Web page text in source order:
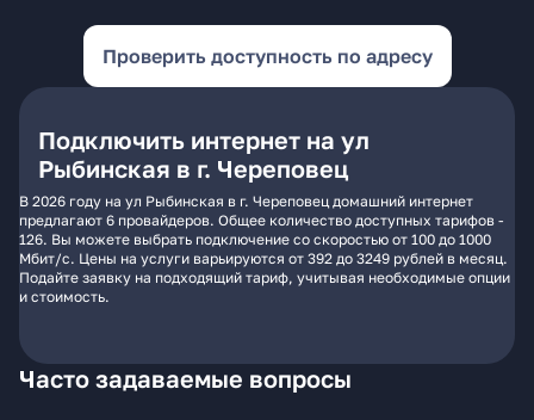
Проверить доступность по адресу
Подключить интернет на ул
Рыбинская в г. Череповец
В 2026 году на ул Рыбинская в г. Череповец домашний интернет
предлагают 6 провайдеров. Общее количество доступных тарифов -
126. Вы можете выбрать подключение со скоростью от 100 до 1000
Мбит/с. Цены на услуги варьируются от 392 до 3249 рублей в месяц.
Подайте заявку на подходящий тариф, учитывая необходимые опции
и стоимость.
Часто задаваемые вопросы